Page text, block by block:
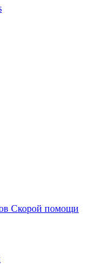
Скорой помощи